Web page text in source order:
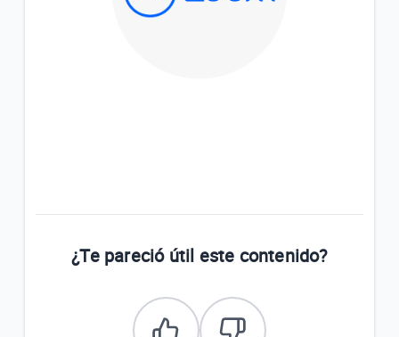
¿Te pareció útil este contenido?